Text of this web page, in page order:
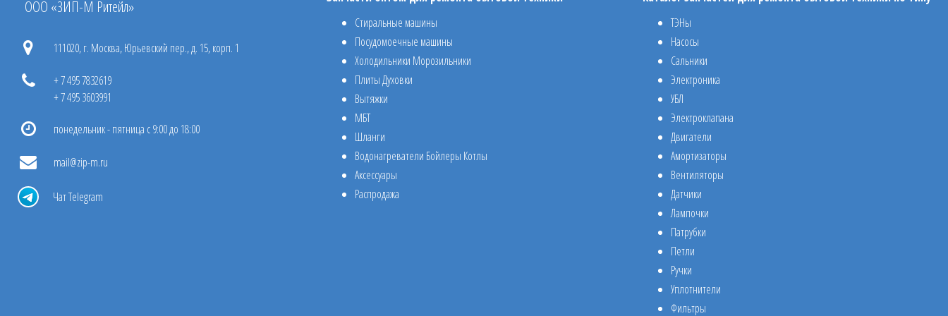
ООО «ЗИП-М Ритейл»
111020, г. Москва, Юрьевский пер., д. 15, корп. 1
+ 7 495 7832619
+ 7 495 3603991
понедельник - пятница с 9:00 до 18:00
mail@zip-m.ru
Чат Telegram
Стиральные машины
Посудомоечные машины
Холодильники Морозильники
Плиты Духовки
Вытяжки
МБТ
Шланги
Водонагреватели Бойлеры Котлы
Аксессуары
Распродажа
ТЭНы
Насосы
Сальники
Электроника
УБЛ
Электроклапана
Двигатели
Амортизаторы
Вентиляторы
Датчики
Лампочки
Патрубки
Петли
Ручки
Уплотнители
Фильтры